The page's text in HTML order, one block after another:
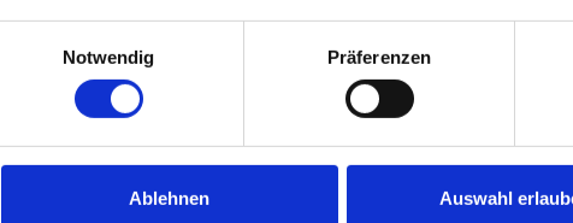
Notwendig
Präferenzen
Ablehnen Auswahl
/Monat.